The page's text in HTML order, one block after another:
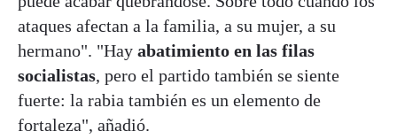
ataques afectan a la familia, a su mujer, a su
hermano". "Hay abatimiento en las filas
socialistas, pero el partido también se siente
fuerte: la rabia también es un elemento de
fortaleza", añadió.